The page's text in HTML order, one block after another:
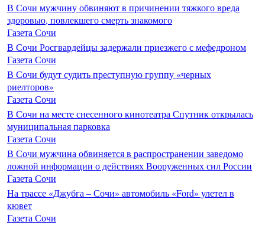
В Сочи мужчину обвиняют в причинении тяжкого вреда
здоровью, повлекшего смерть знакомого
Газета Сочи
В Сочи Росгвардейцы задержали приезжего с мефедроном
Газета Сочи
В Сочи будут судить преступную группу «черных
риелторов»
Газета Сочи
В Сочи на месте снесенного кинотеатра Спутник открылась
муниципальная парковка
Газета Сочи
В Сочи мужчина обвиняется в распространении заведомо
ложной информации о действиях Вооруженных сил России
Газета Сочи
На трассе «Джубга – Сочи» автомобиль «Ford» улетел в
кювет
Газета Сочи